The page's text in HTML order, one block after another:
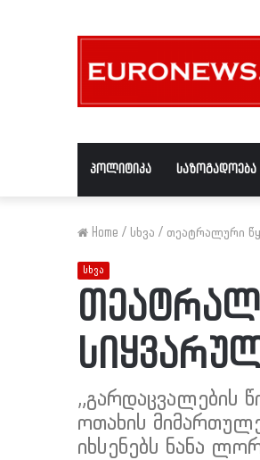
პოლიტიკა საზოგადოება
Home / სხვა / თეატრალური
სხვა
„გარდაცვალების
ოთახის
იხსენებს ნანა